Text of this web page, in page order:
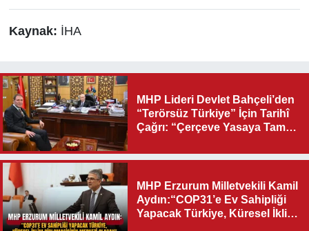
Kaynak: İHA
MHP Lideri Devlet Bahçeli’den
“Terörsüz Türkiye” İçin Tarihî
Çağrı: “Çerçeve Yasaya Tam
MHP Erzurum Milletvekili Kamil
Aydın:“COP31’e Ev Sahipliği
Yapacak Türkiye, Küresel İklim